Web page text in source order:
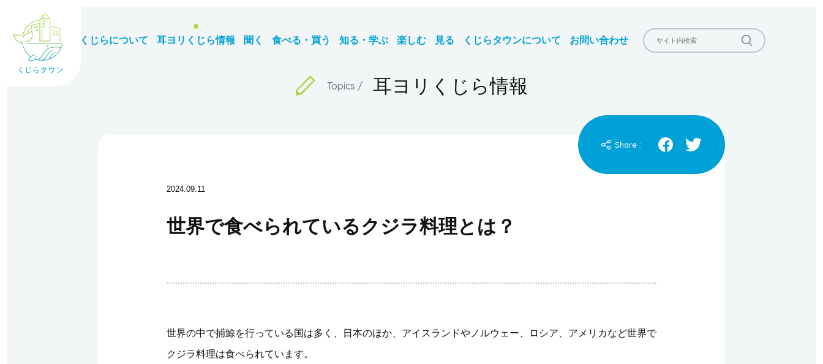
くじらについて 耳ヨリくじら情報 聞く 食べる・買う 知る・学ぶ 楽しむ 見る くじらタウンについて お問い合わせ
耳ヨリくじら情報
2024.09.11
世界で食べられているクジラ料理とは？
Share :
世界の中で捕鯨を行っている国は多く、日本のほか、アイスランドやノルウェー、ロシア、アメリカなど世界で
クジラ料理は食べられています。